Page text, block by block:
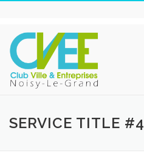
contenu
SERVICE TITLE #4